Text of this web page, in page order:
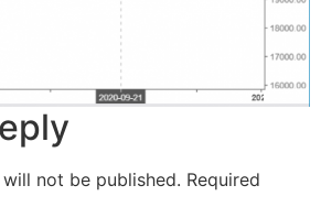
not be published. Required